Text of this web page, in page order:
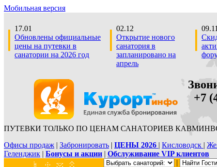
Мобильная версия
17.01
Обновлены официальные
цены на путевки в
санатории на 2026 год
02.12
Открытие нового
санатория в
запланировано на
апрель
+7
ПУТЕВКИ ТОЛЬКО ПО ЦЕНАМ САНАТОРИЕВ
Офисы продаж | Забронировать | ЦЕНЫ 2026 | Кисловодск |
Геленджик | Бонусы и акции | Обслуживание VIP клиентов
|